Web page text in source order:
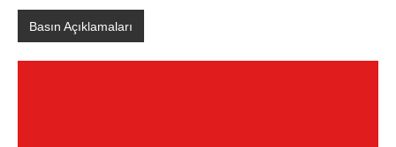
Basın Açıklamaları